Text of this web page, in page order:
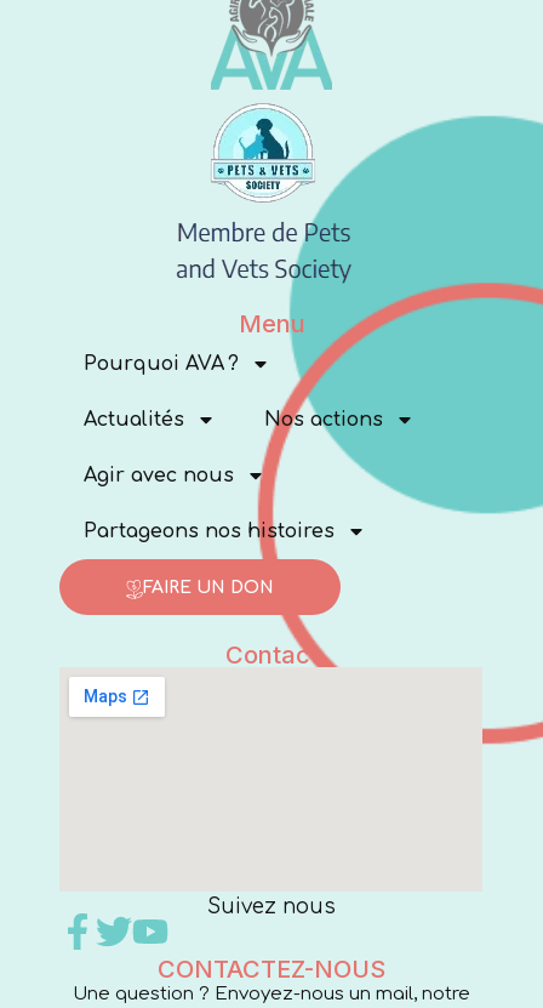
Menu
Pourquoi AVA ?
Actualités Nos actions
Agir avec nous
Partageons nos histoires
FAIRE UN DON
Contact
Suivez nous
CONTACTEZ-NOUS
Une question ? Envoyez-nous un mail, notre